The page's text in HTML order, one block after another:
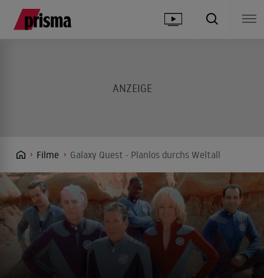
Filme Galaxy Quest - Planlos durchs Weltall